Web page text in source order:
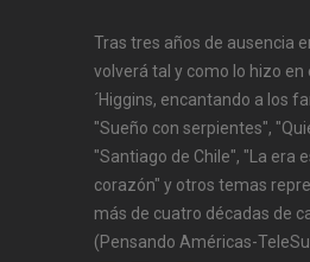
Tras tres años de ausencia
volverá tal y como lo hizo en
´Higgins, encantando a los
"Sueño con serpientes",
"Santiago de Chile", "La era
corazón" y otros temas
más de cuatro décadas de
(Pensando Américas-